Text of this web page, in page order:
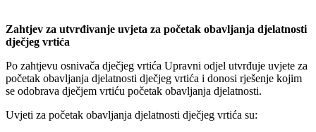
Zahtjev za utvrđivanje uvjeta za početak obavljanja djelatnosti
dječjeg vrtića
Po zahtjevu osnivača dječjeg vrtića Upravni odjel utvrđuje uvjete za
početak obavljanja djelatnosti dječjeg vrtića i donosi rješenje kojim
se odobrava dječjem vrtiću početak obavljanja djelatnosti.
Uvjeti za početak obavljanja djelatnosti dječjeg vrtića su: